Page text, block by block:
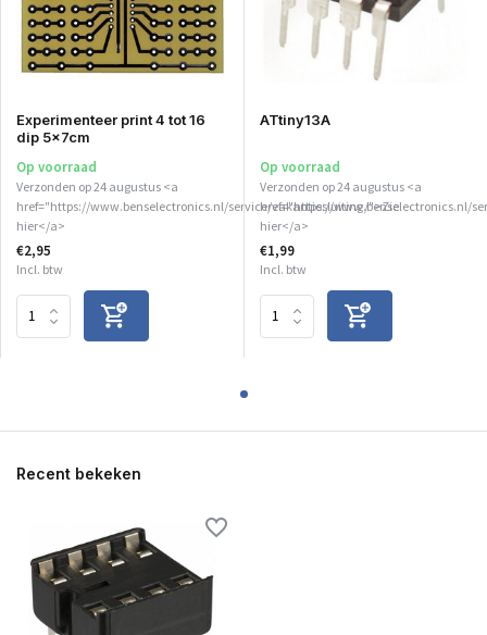
Experimenteer print 4 tot 16
dip 5x7cm
Op voorraad
Verzonden op 24 augustus <a
href="https://www.benselectronics.nl/service/vakantiesluiting/">Zie
hier</a>
€2,95
Incl. btw
ATtiny13A
Op voorraad
Verzonden op 24 augustus <a
href="https://www.benselectronics.nl/
hier</a>
€1,99
Incl. btw
Recent bekeken